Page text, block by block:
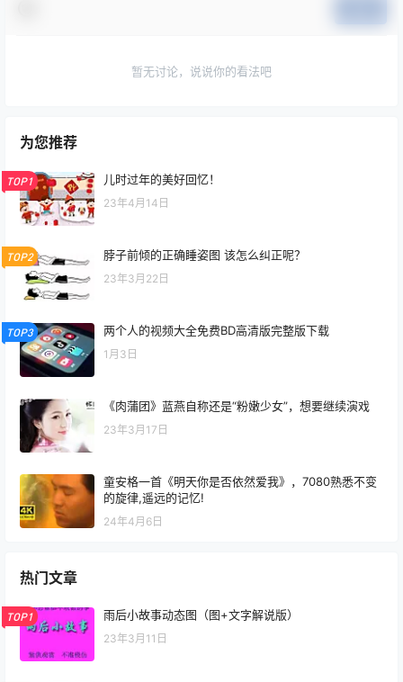
暂无讨论，说说你的看法吧
为您推荐
TOP1 儿时过年的美好回忆！
23年4月14日
TOP2 脖子前倾的正确睡姿图 该怎么纠正呢？
23年3月22日
TOP3 两个人的视频大全免费BD高清版完整版下载
1月3日
《肉蒲团》蓝燕自称还是“粉嫩少女”，想要继续演戏
23年3月17日
童安格一首《明天你是否依然爱我》，7080熟悉不变
的旋律,遥远的记忆!
24年4月6日
热门文章
TOP1 雨后小故事动态图（图+文字解说版）
23年3月11日